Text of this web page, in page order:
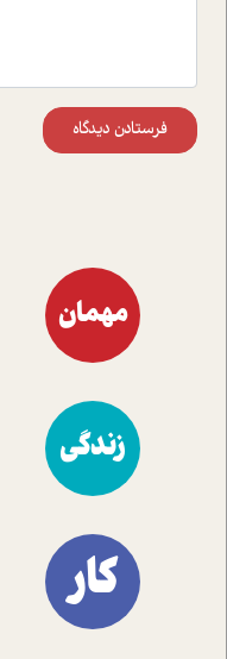
فرستادن دیدگاه
مهمان
زندگی
کار